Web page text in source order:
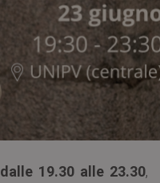
dalle 19.30 alle 23.30,